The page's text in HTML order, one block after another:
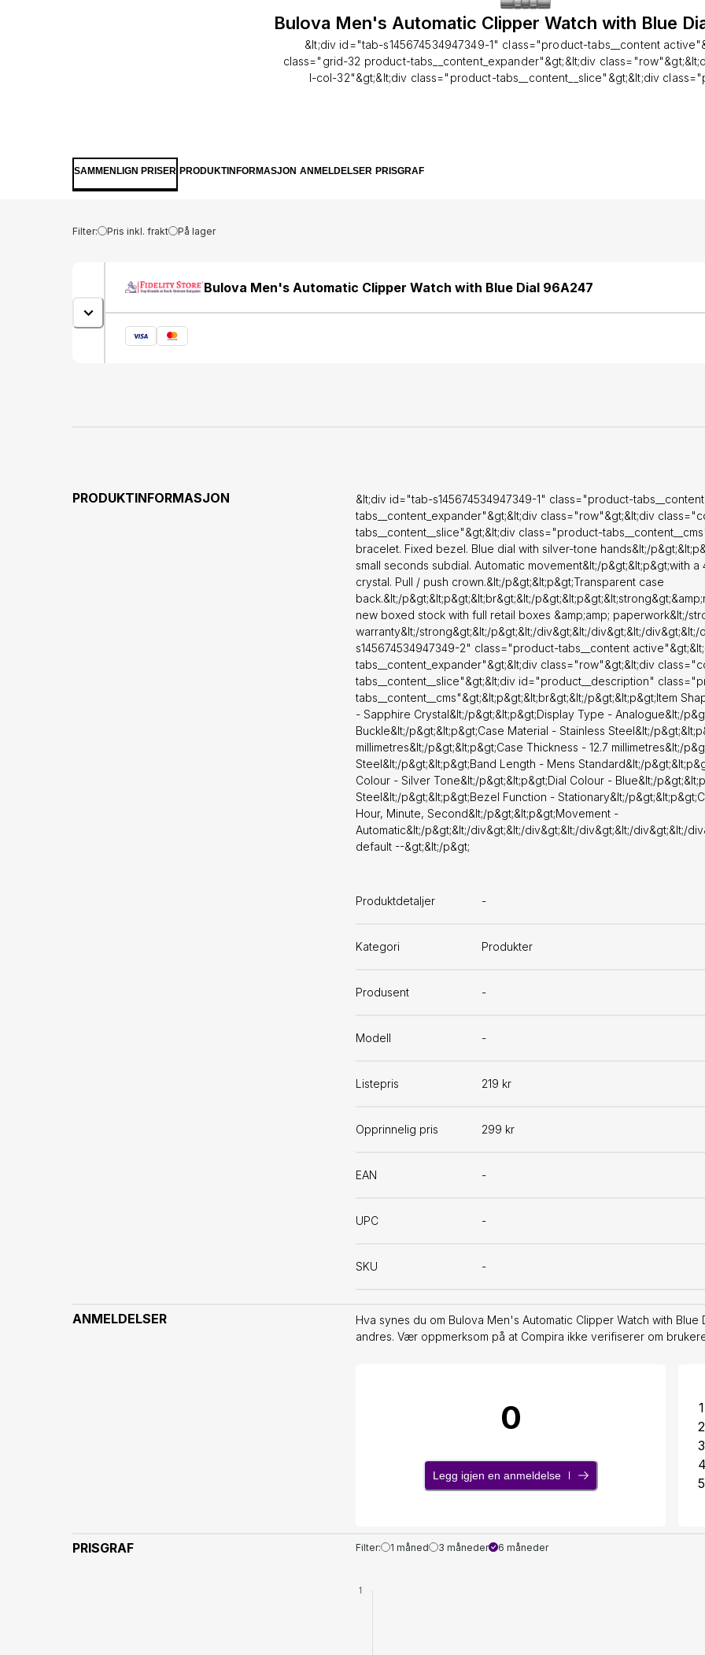
Bulova Men's Automatic Clipper Watch with Blue
&lt;div id="tab-s145674534947349-1" class="product-tabs__content
class="grid-32 product-tabs__content_expander"&gt;&lt;div
l-col-32"&gt;&lt;div class="product-tabs__content__slice"&gt;&lt;div
new boxed stock with full retail boxes &amp;amp;
Round&lt;/p&gt;&lt;p&gt;Dial Window Material Type - Sapphire Crystal&lt;/
Type - Analogue&lt;/p&gt;&lt;p&gt;Clasp Type - Traditional Buckle&lt;/
SAMMENLIGN PRISER PRODUKTINFORMASJON ANMELDELSER PRISGRAF
Filter: Pris inkl. frakt På lager
Bulova Men's Automatic Clipper Watch with Blue Dial 96A247
PRODUKTINFORMASJON
&lt;div id="tab-s145674534947349-1" class="product-
tabs__content_expander"&gt;&lt;div class="row"&gt;&lt;div
tabs__content__slice"&gt;&lt;div class="product-
bracelet. Fixed bezel. Blue dial with silver-tone hands&lt;/
small seconds subdial. Automatic movement&lt;/p&gt;&lt;p&gt;with
crystal. Pull / push crown.&lt;/p&gt;&lt;p&gt;Transparent case
back.&lt;/p&gt;&lt;p&gt;&lt;br&gt;&lt;/
new boxed stock with full retail boxes &amp;amp; paperwork&lt;/
warranty&lt;/strong&gt;&lt;/p&gt;&lt;/div&gt;&lt;/div&gt;&lt;/
s145674534947349-2" class="product-tabs__content
tabs__content_expander"&gt;&lt;div class="row"&gt;&lt;div
tabs__content__slice"&gt;&lt;div id="product__description"
tabs__content__cms"&gt;&lt;p&gt;&lt;br&gt;&lt;/p&gt;&lt;p&gt;Item
- Sapphire Crystal&lt;/p&gt;&lt;p&gt;Display Type - Analogue&lt;/
Buckle&lt;/p&gt;&lt;p&gt;Case Material - Stainless Steel&lt;/
millimetres&lt;/p&gt;&lt;p&gt;Case Thickness - 12.7 millimetres&lt;/
Steel&lt;/p&gt;&lt;p&gt;Band Length - Mens Standard&lt;/
Colour - Silver Tone&lt;/p&gt;&lt;p&gt;Dial Colour - Blue&lt;/
Steel&lt;/p&gt;&lt;p&gt;Bezel Function - Stationary&lt;/
Hour, Minute, Second&lt;/p&gt;&lt;p&gt;Movement -
Automatic&lt;/p&gt;&lt;/div&gt;&lt;/div&gt;&lt;/div&gt;&lt;/div&gt;&lt;/
default --&gt;&lt;/p&gt;
Produktdetaljer -
Kategori Produkter
Produsent -
Modell -
Listepris 219 kr
Opprinnelig pris 299 kr
EAN -
UPC -
SKU -
ANMELDELSER
Hva synes du om Bulova Men's Automatic Clipper Watch with
andres. Vær oppmerksom på at Compira ikke verifiserer om
0
Legg igjen en anmeldelse
1
2
3
4
5
PRISGRAF Filter: 1 måned 3 måneder 6 måneder